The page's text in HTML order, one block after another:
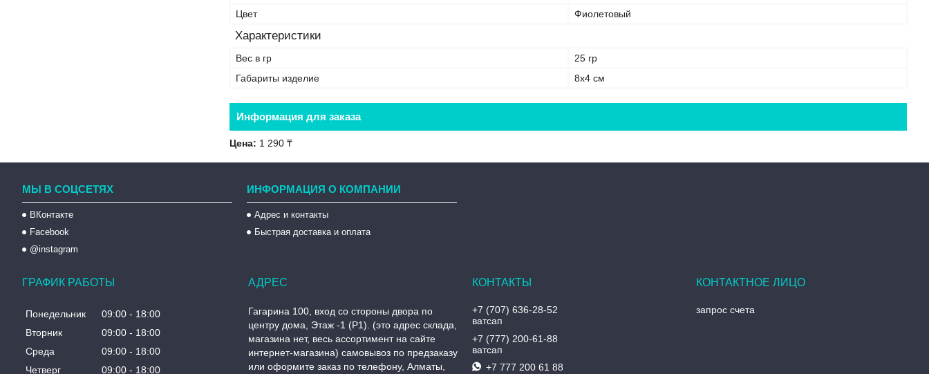
Цвет
Фиолетовый
Характеристики
Вес в гр
25 гр
Габариты изделие
8х4 см
Информация для заказа
Цена: 1 290 ₸
МЫ В СОЦСЕТЯХ
ВКонтакте
Facebook
@instagram
ИНФОРМАЦИЯ О КОМПАНИИ
Адрес и контакты
Быстрая доставка и оплата
ГРАФИК РАБОТЫ
Понедельник 09:00
18:00
Вторник
09:00
18:00
Среда
09:00
18:00
Четверг
09:00 18:00
Гагарина 100, вход со стороны двора по
центру дома, Этаж -1 (P1). (это адрес склада,
магазина нет, весь ассортимент на сайте
интернет-магазина) самовывоз по предзаказу
или оформите заказ по телефону, Алматы,
+7 (707) 636-28-52
ватсап
+7 (777) 200-61-88
ватсап
+7 777 200 61 88
запрос счета